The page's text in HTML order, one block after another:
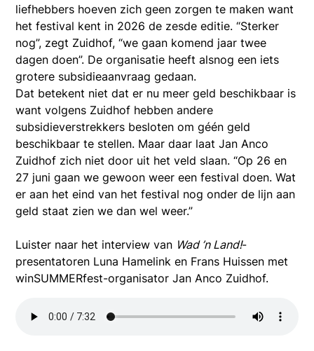
liefhebbers hoeven zich geen zorgen te maken want
het festival kent in 2026 de zesde editie. “Sterker
nog”, zegt Zuidhof, “we gaan komend jaar twee
dagen doen”. De organisatie heeft alsnog een iets
grotere subsidieaanvraag gedaan.
Dat betekent niet dat er nu meer geld beschikbaar is
want volgens Zuidhof hebben andere
subsidieverstrekkers besloten om géén geld
beschikbaar te stellen. Maar daar laat Jan Anco
Zuidhof zich niet door uit het veld slaan. “Op 26 en
27 juni gaan we gewoon weer een festival doen. Wat
er aan het eind van het festival nog onder de lijn aan
geld staat zien we dan wel weer.”
Luister naar het interview van Wad ’n Land!-
presentatoren Luna Hamelink en Frans Huissen met
winSUMMERfest-organisator Jan Anco Zuidhof.